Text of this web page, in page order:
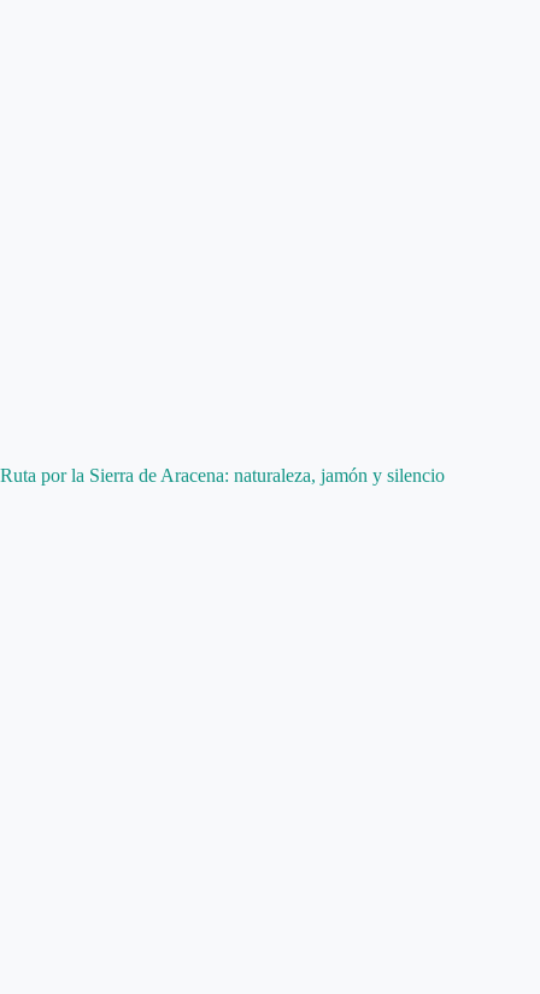
Ruta por la Sierra de Aracena: naturaleza, jamón y silencio